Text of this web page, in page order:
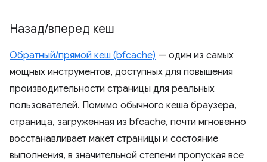
Назад/вперед кеш
Обратный/прямой кеш (bfcache) — один из самых
мощных инструментов, доступных для повышения
производительности страницы для реальных
пользователей. Помимо обычного кеша браузера,
страница, загруженная из bfcache, почти мгновенно
восстанавливает макет страницы и состояние
выполнения, в значительной степени пропуская все